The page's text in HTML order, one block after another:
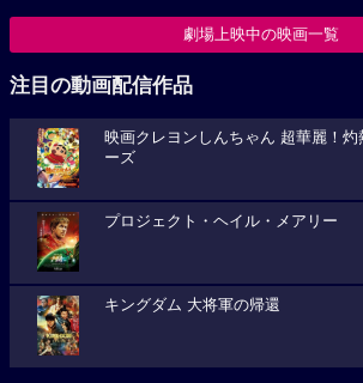
劇場上映中の映画一覧
注目の動画配信作品
映画クレヨンしんちゃん 超華麗！
ーズ
プロジェクト・ヘイル・メアリー
キングダム 大将軍の帰還